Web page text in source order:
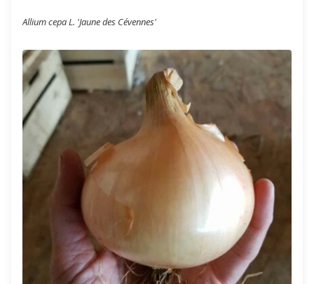
Allium cepa L. 'Jaune des Cévennes'